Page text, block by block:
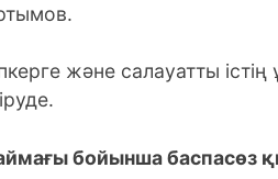
және салауатты
бойынша баспасөз